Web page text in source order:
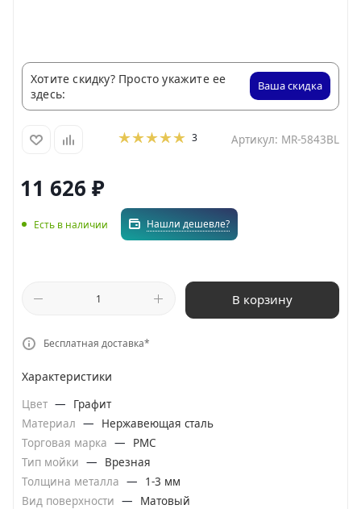
Хотите скидку? Просто укажите ее
здесь:
Ваша скидка
3 Артикул: MR-5843BL
11 626 ₽
Есть в наличии Нашли дешевле?
В корзину
Бесплатная доставка*
Характеристики
Цвет —
Графит
Материал —
Нержавеющая сталь
Торговая марка —
РМС
Тип мойки —
Врезная
Толщина металла —
1-3 мм
Вид поверхности — Матовый